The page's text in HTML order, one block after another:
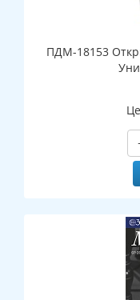
ПДМ-18153